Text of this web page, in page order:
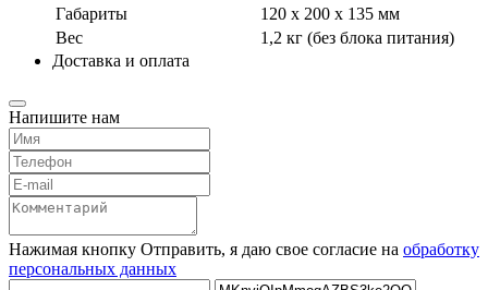
Габариты
120 х 200 х 135 мм
Вес
1,2 кг (без блока питания)
Доставка и оплата
Напишите нам
Нажимая кнопку Отправить, я даю свое согласие на обработку
персональных данных